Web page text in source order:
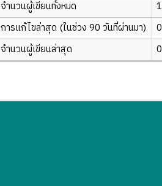
จำนวนผู้เขียนทั้งหมด
1
การแก้ไขล่าสุด (ในช่วง 90 วันที่ผ่านมา)
0
จำนวนผู้เขียนล่าสุด
0